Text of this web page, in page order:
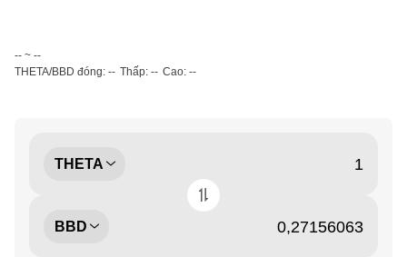
-- ~ --
THETA/BBD đóng: -- Thấp: -- Cao: --
THETA
BBD